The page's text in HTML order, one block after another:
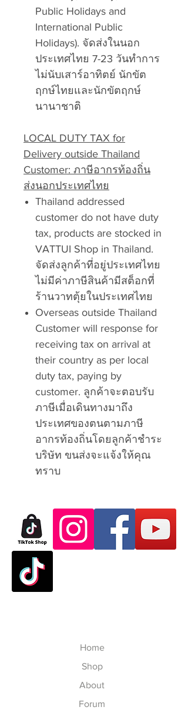
Public Holidays and
International Public
Holidays). จัดส่งในนอก
ประเทศไทย 7-23 วันทำการ
ไม่นับเสาร์อาทิตย์ นักขัต
ฤกษ์ไทยและนักขัตฤกษ์
นานาชาติ
LOCAL DUTY TAX for
Delivery outside Thailand
Customer: ภาษีอากรท้องถิ่น
ส่งนอกประเทศไทย
Thailand addressed
customer do not have duty
tax, products are stocked in
VATTUI Shop in Thailand.
จัดส่งลูกค้าที่อยู่ประเทศไทย
ไม่มีค่าภาษีสินค้ามีสต็อกที่
ร้านวาทตุ้ยในประเทศไทย
Overseas outside Thailand
Customer will response for
receiving tax on arrival at
their country as per local
duty tax, paying by
customer. ลูกค้าจะตอบรับ
ภาษีเมื่อเดินทางมาถึง
ประเทศของตนตามภาษี
อากรท้องถิ่นโดยลูกค้าชำระ
บริษัท ขนส่งจะแจ้งให้คุณ
ทราบ
Home
Shop
About
Forum